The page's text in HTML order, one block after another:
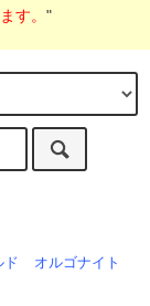
す。"
ド オルゴナイト